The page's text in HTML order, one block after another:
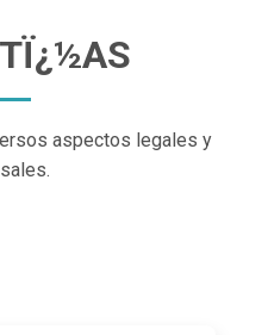
aspectos legales y